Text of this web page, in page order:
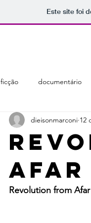
Este site foi
ficção documentário
Afar
dieisonmarconi 12
Revolution from Afar